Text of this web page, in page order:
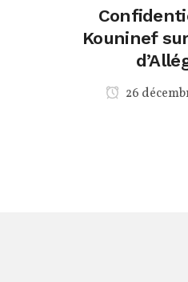
Kouninef
26